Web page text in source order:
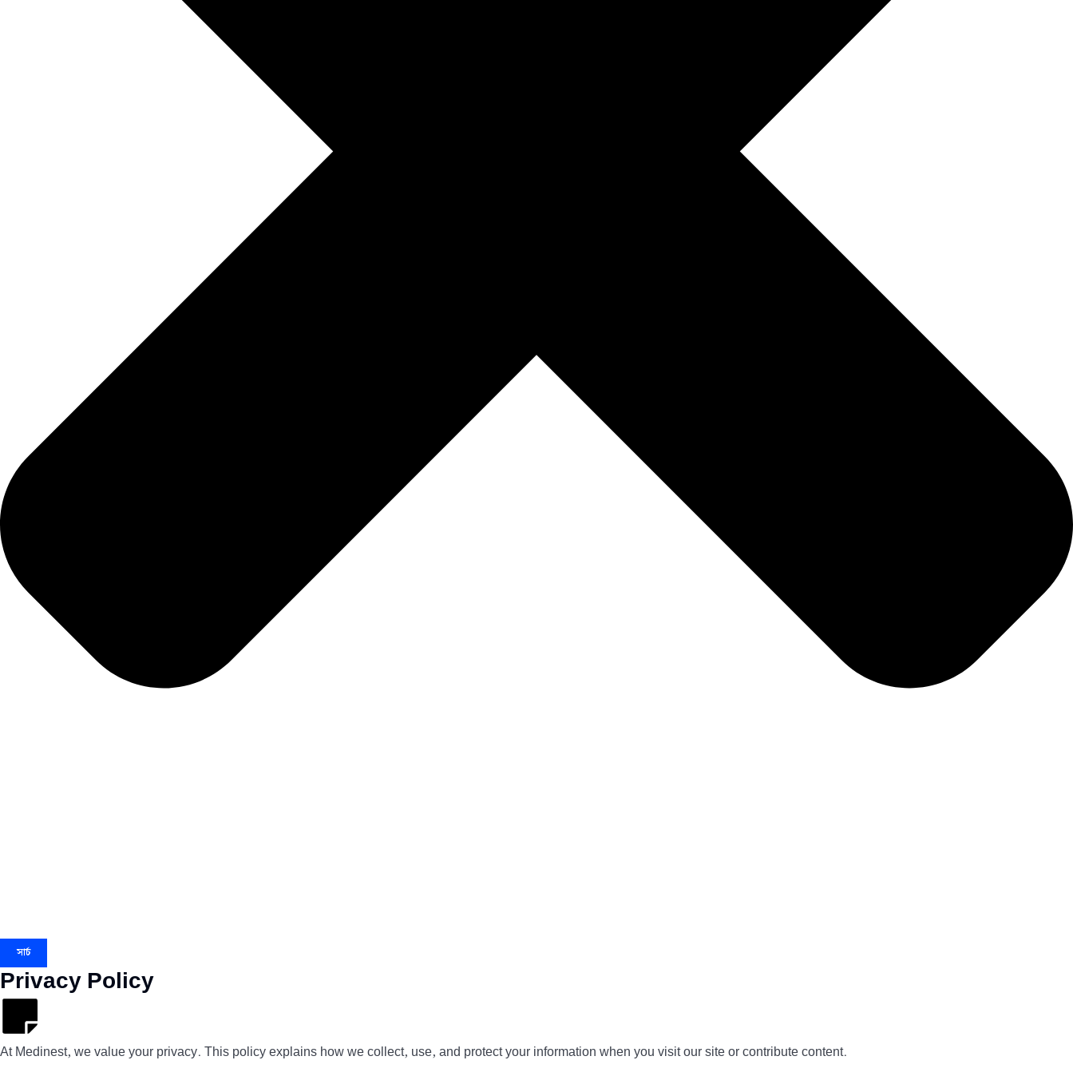
সার্চ
Privacy Policy
At Medinest, we value your privacy. This policy explains how we collect, use, and protect your information when you visit our site or contribute content.